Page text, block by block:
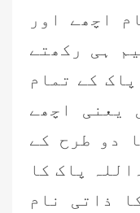
اچھے اور
ہی رکھتے
کے تمام
یعنی اچھے
دو طرح کے
صفاتی۔اللہ پاک کا
ذاتی نام